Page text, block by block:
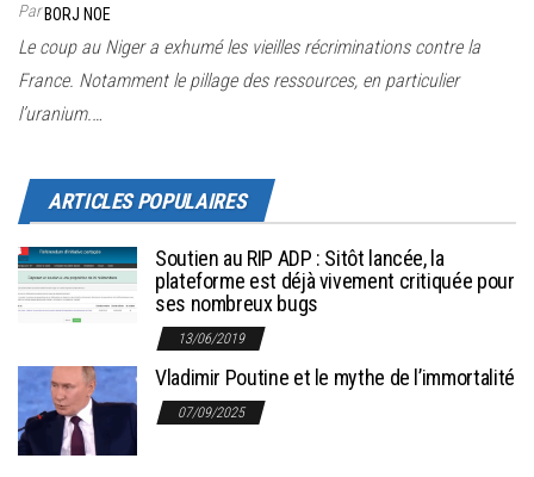
ParBORJ NOE
Le coup au Niger a exhumé les vieilles récriminations contre la
France. Notamment le pillage des ressources, en particulier
l’uranium.…
ARTICLES POPULAIRES
Soutien au RIP ADP : Sitôt lancée, la
plateforme est déjà vivement critiquée pour
ses nombreux bugs
13/06/2019
Vladimir Poutine et le mythe de l’immortalité
07/09/2025